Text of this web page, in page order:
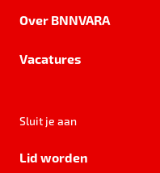
Over BNNVARA
Vacatures
Sluit je aan
Lid worden